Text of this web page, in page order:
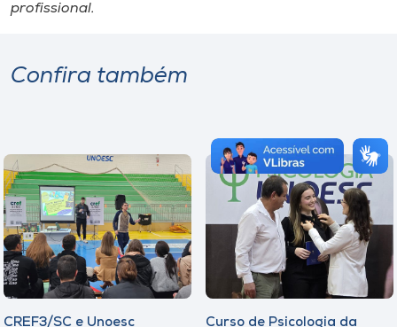
profissional.
Confira também
CREF3/SC e Unoesc Curso de Psicologia da